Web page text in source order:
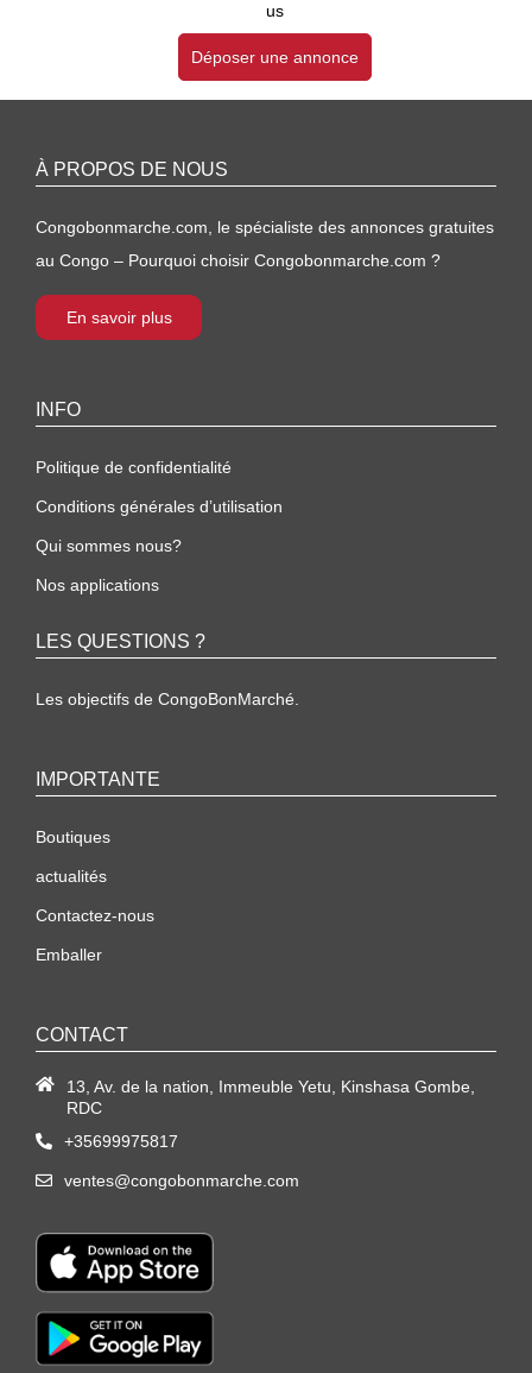
us
Déposer une annonce
À PROPOS DE NOUS
Congobonmarche.com, le spécialiste des annonces gratuites
au Congo – Pourquoi choisir Congobonmarche.com ?
En savoir plus
INFO
Politique de confidentialité
Conditions générales d’utilisation
Qui sommes nous?
Nos applications
LES QUESTIONS ?
Les objectifs de CongoBonMarché.
IMPORTANTE
Boutiques
actualités
Contactez-nous
Emballer
CONTACT
13, Av. de la nation, Immeuble Yetu, Kinshasa Gombe,
RDC
+35699975817
ventes@congobonmarche.com